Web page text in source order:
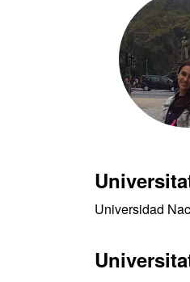
Universidad